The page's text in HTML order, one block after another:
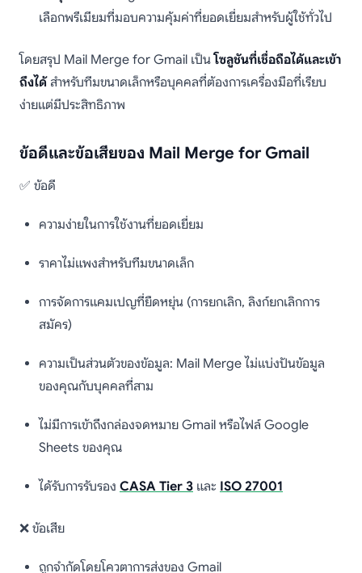
เลือกพรีเมียมที่มอบความคุ้มค่าที่ยอดเยี่ยมสำหรับผู้ใช้ทั่วไป
โดยสรุป Mail Merge for Gmail เป็นโซลูชันที่เชื่อถือได้และเข้า
ถึงได้สำหรับทีมขนาดเล็กหรือบุคคลที่ต้องการเครื่องมือที่เรียบ
ง่ายแต่มีประสิทธิภาพ
ข้อดีและข้อเสียของ Mail Merge for Gmail
✅ ข้อดี
ความง่ายในการใช้งานที่ยอดเยี่ยม
ราคาไม่แพงสำหรับทีมขนาดเล็ก
การจัดการแคมเปญที่ยืดหยุ่น (การยกเลิก, ลิงก์ยกเลิกการ
สมัคร)
ความเป็นส่วนตัวของข้อมูล: Mail Merge ไม่แบ่งปันข้อมูล
ของคุณกับบุคคลที่สาม
ไม่มีการเข้าถึงกล่องจดหมาย Gmail หรือไฟล์ Google
Sheets ของคุณ
ได้รับการรับรอง CASA Tier 3 และ ISO 27001
❌ ข้อเสีย
ถูกจำกัดโดยโควตาการส่งของ Gmail